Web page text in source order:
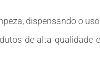
dispensando o
de alta qualidade